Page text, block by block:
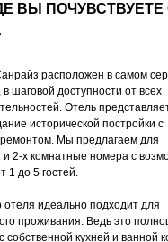
ВЫ ПОЧУВСТВУЕТЕ
расположен в самом
в шаговой доступности от всех
Отель
исторической постройки с
Мы предлагаем для
2-х комнатные номера с
1 до 5 гостей.
идеально подходит для
проживания. Ведь это
собственной кухней и ванной